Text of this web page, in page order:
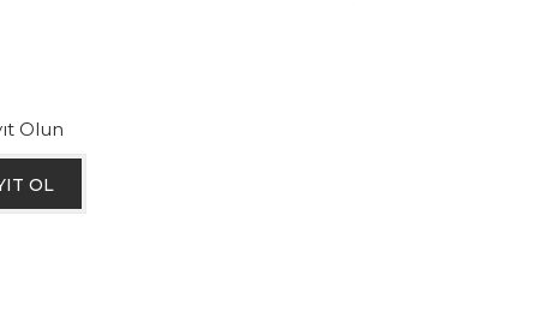
Olun
OL